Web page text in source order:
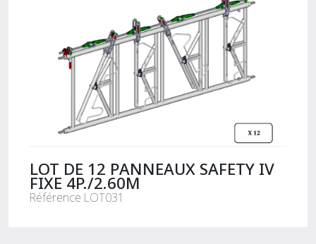
LOT DE 12 PANNEAUX SAFETY IV
FIXE 4P./2.60M
Référence LOT031